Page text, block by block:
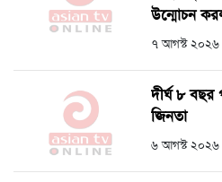
উন্মোচন
৭ আগস্ট
দীর্ঘ ৮ বছর
জিনতা
৬ আগস্ট